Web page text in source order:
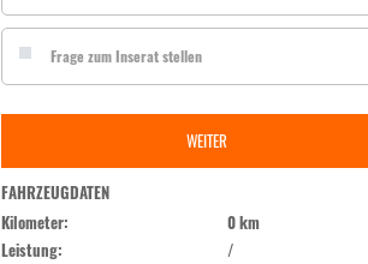
Frage zum Inserat stellen
WEITER
FAHRZEUGDATEN
Kilometer:
0 km
Leistung:
/